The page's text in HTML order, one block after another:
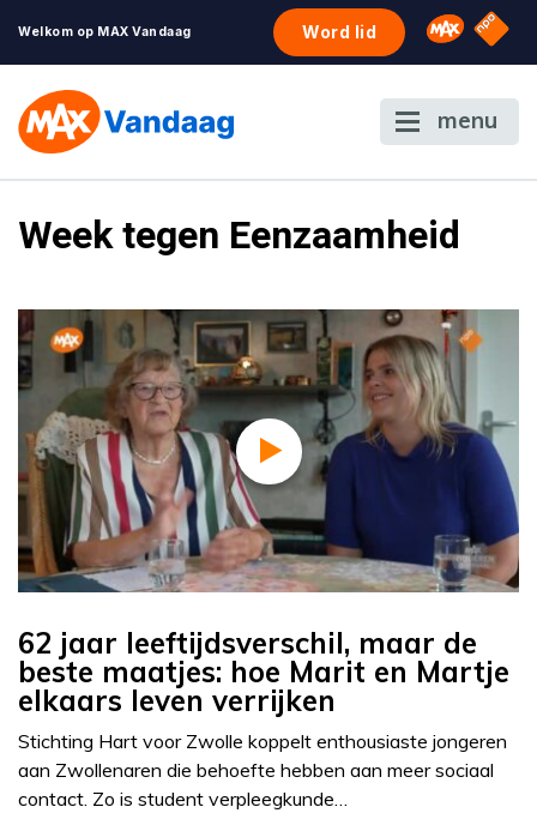
Welkom op MAX Vandaag Word lid Omroep
NPO
menu
Week tegen Eenzaamheid
62 jaar leeftijdsverschil, maar de
beste maatjes: hoe Marit en Martje
elkaars leven verrijken
Stichting Hart voor Zwolle koppelt enthousiaste jongeren
aan Zwollenaren die behoefte hebben aan meer sociaal
contact. Zo is student verpleegkunde…